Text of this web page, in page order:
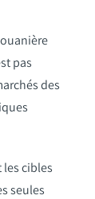
pas
des
les cibles
seules